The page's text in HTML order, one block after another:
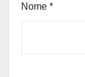
Nome *